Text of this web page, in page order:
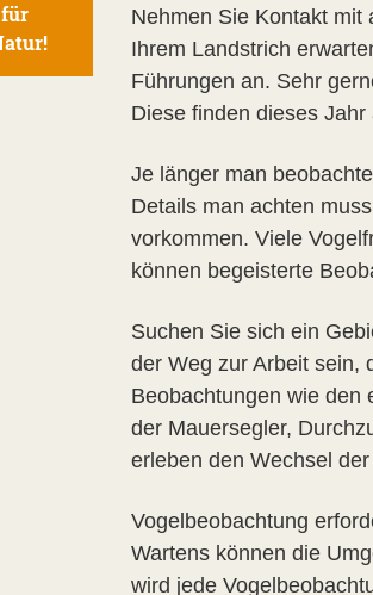
Nehmen Sie Kontakt mit
Ihrem Landstrich
Führungen an. Sehr
Diese finden dieses Jahr
Je länger man
Details man achten
vorkommen. Viele
können begeisterte
Suchen Sie sich ein
der Weg zur Arbeit sein,
Beobachtungen wie den
der Mauersegler,
erleben den Wechsel
Vogelbeobachtung
Wartens können die
wird jede
für